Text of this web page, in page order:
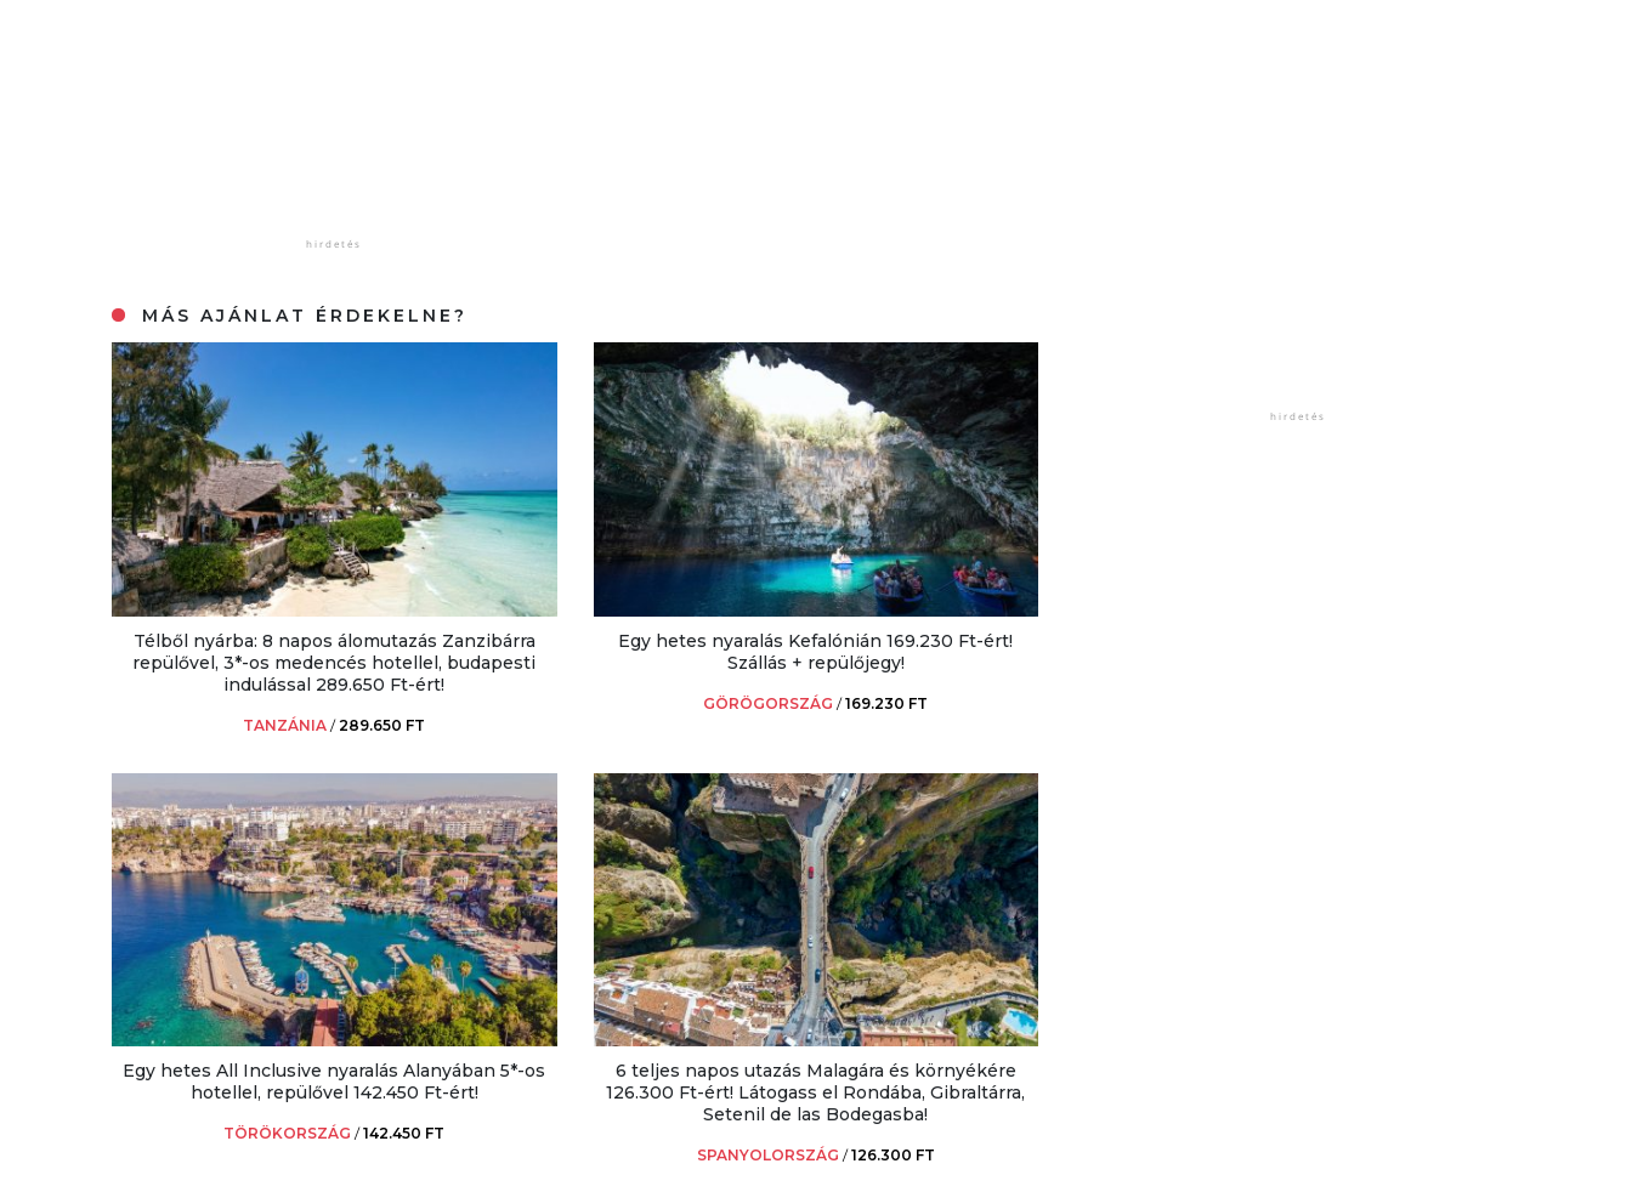
MÁS AJÁNLAT ÉRDEKELNE?
Télből nyárba: 8 napos álomutazás Zanzibárra
repülővel, 3*-os medencés hotellel, budapesti
indulással 289.650 Ft-ért!
TANZÁNIA /289.650 FT
Egy hetes nyaralás Kefalónián 169.230 Ft-ért!
Szállás + repülőjegy!
GÖRÖGORSZÁG /169.230 FT
Egy hetes All Inclusive nyaralás Alanyában 5*-os
hotellel, repülővel 142.450 Ft-ért!
TÖRÖKORSZÁG /142.450 FT
6 teljes napos utazás Malagára és környékére
126.300 Ft-ért! Látogass el Rondába, Gibraltárra,
Setenil de las Bodegasba!
SPANYOLORSZÁG /126.300 FT